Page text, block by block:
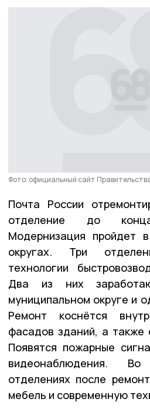
Фото: официальный сайт
Почта России
отделение до
Модернизация пройдет
округах. Три
технологии
Два из них
муниципальном округе и
Ремонт коснётся
фасадов зданий, а также
Появятся пожарные
видеонаблюдения.
отделениях после
мебель и современную